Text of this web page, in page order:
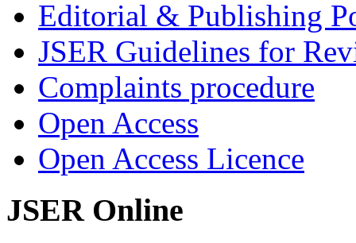
Editorial & Publishing
JSER Guidelines for
Complaints procedure
Open Access
Open Access Licence
JSER Online